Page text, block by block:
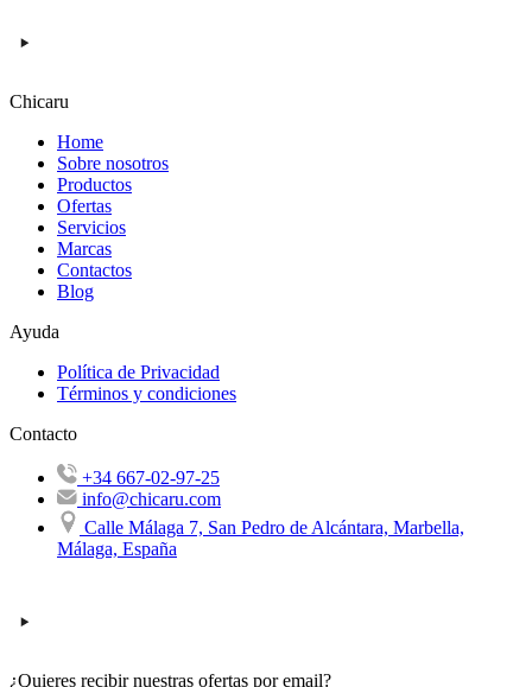
Chicaru
Home
Sobre nosotros
Productos
Ofertas
Servicios
Marcas
Contactos
Blog
Ayuda
Política de Privacidad
Términos y condiciones
Contacto
+34 667-02-97-25
info@chicaru.com
Calle Málaga 7, San Pedro de Alcántara, Marbella,
Málaga, España
¿Quieres recibir nuestras ofertas por email?